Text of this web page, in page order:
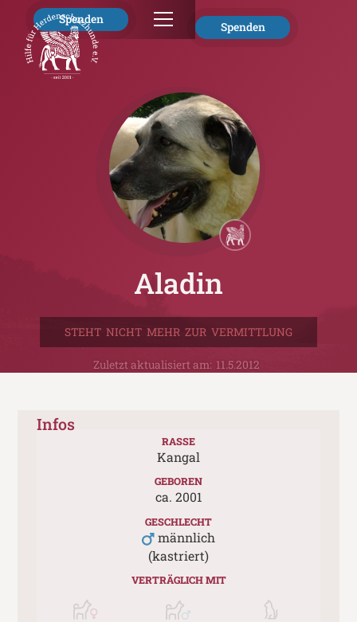
Spenden
Spenden
Aladin
STEHT NICHT MEHR ZUR VERMITTLUNG
Zuletzt aktualisiert am: 11.5.2012
Infos
RASSE
Kangal
GEBOREN
ca. 2001
GESCHLECHT
männlich
(kastriert)
VERTRÄGLICH MIT